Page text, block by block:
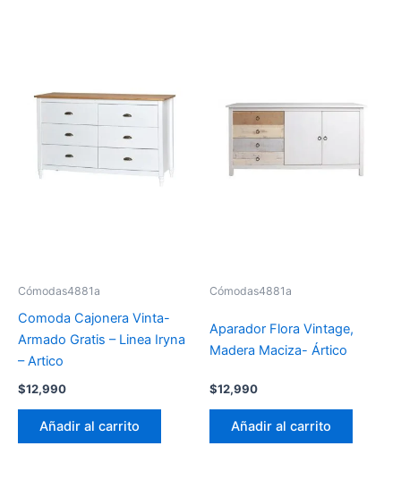
Cómodas4881a
Comoda Cajonera Vinta-
Armado Gratis – Linea Iryna
– Artico
$12,990
Añadir al carrito
Cómodas4881a
Aparador Flora Vintage,
Madera Maciza- Ártico
$12,990
Añadir al carrito